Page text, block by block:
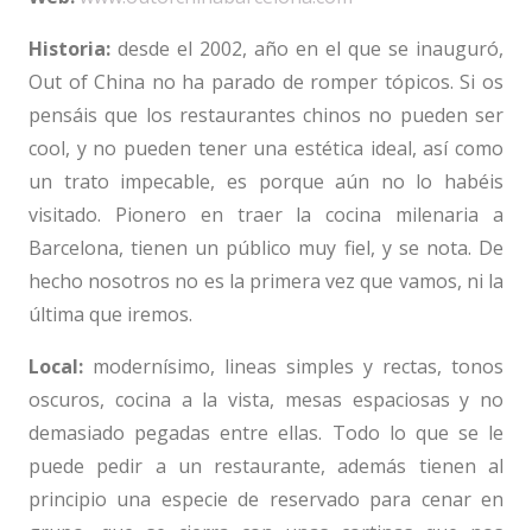
Historia: desde el 2002, año en el que se inauguró,
Out of China no ha parado de romper tópicos. Si os
pensáis que los restaurantes chinos no pueden ser
cool, y no pueden tener una estética ideal, así como
un trato impecable, es porque aún no lo habéis
visitado. Pionero en traer la cocina milenaria a
Barcelona, tienen un público muy fiel, y se nota. De
hecho nosotros no es la primera vez que vamos, ni la
última que iremos.
Local: modernísimo, lineas simples y rectas, tonos
oscuros, cocina a la vista, mesas espaciosas y no
demasiado pegadas entre ellas. Todo lo que se le
puede pedir a un restaurante, además tienen al
principio una especie de reservado para cenar en